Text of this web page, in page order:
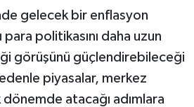
gelecek bir enflasyon
para politikasını daha uzun
görüşünü güçlendirebileceği
piyasalar, merkez
dönemde atacağı adımlara